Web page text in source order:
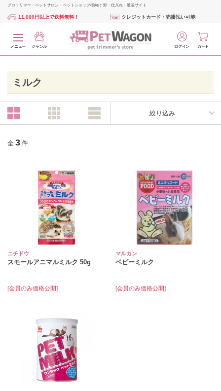
プロトリマー・ペットサロン・ペットショップ様向け 卸・仕入れ・通販サイト
11,000円以上で送料無料！ クレジットカード・売掛払い可能
メニュー ジャンル ログイン カート
ミルク
絞り込み
全 3 件
ニチドウ
スモールアニマルミルク 50g
[会員のみ価格公開]
マルカン
ベビーミルク
[会員のみ価格公開]